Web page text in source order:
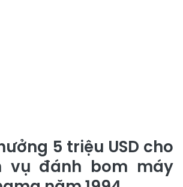
5 triệu USD cho
vụ đánh bom máy